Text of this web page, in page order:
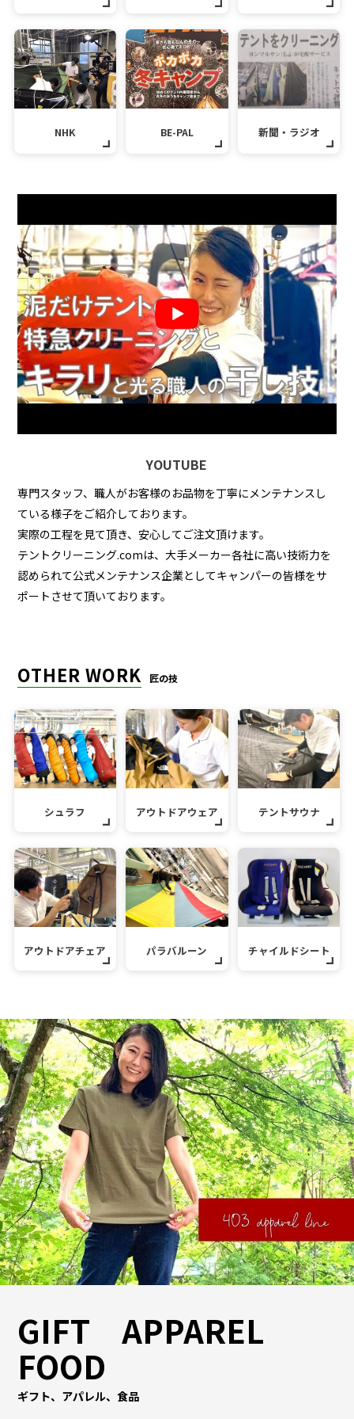
NHK BE-PAL 新聞・ラジオ
YOUTUBE
専門スタッフ、職人がお客様のお品物を丁寧にメンテナンスし
ている様子をご紹介しております。
実際の工程を見て頂き、安心してご注文頂けます。
テントクリーニング.comは、大手メーカー各社に高い技術力を
認められて公式メンテナンス企業としてキャンパーの皆様をサ
ポートさせて頂いております。
OTHER WORK 匠の技
シュラフ アウトドアウェア テントサウナ
アウトドアチェア パラバルーン チャイルドシート
GIFT APPAREL
FOOD
ギフト、アパレル、食品